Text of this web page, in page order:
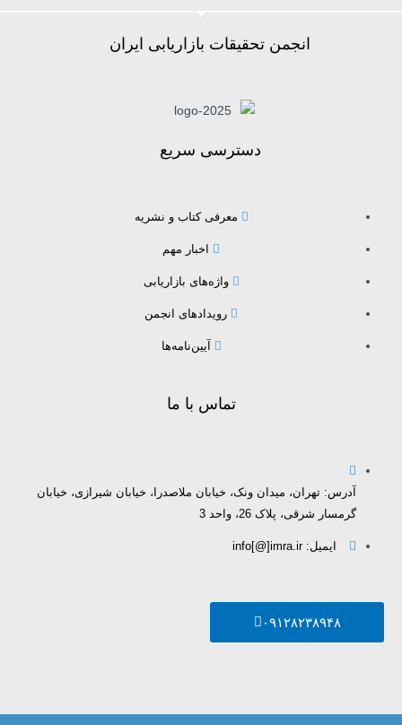
انجمن تحقیقات بازاریابی ایران
دسترسی سریع
معرفی کتاب و نشریه
اخبار مهم
واژه‌های بازاریابی
رویدادهای انجمن
آیین‌نامه‌ها
تماس با ما
آدرس: تهران، میدان ونک، خیابان ملاصدرا، خیابان شیرازی، خیابان
گرمسار شرقی، پلاک 26، واحد 3
ایمیل: info[@]imra.ir
۰۹۱۲۸۲۳۸۹۴۸